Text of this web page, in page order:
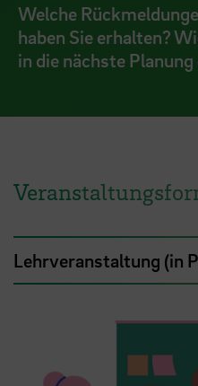
Welche
haben Sie erhalten?
in die nächste Planung
Lehrveranstaltung (in